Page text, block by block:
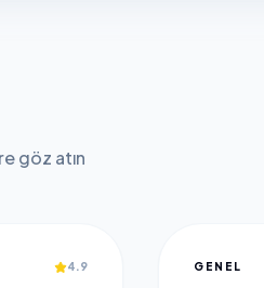
göz atın
4.9 GENEL